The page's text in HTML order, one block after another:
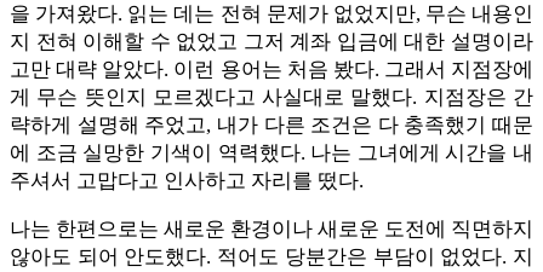
을 가져왔다. 읽는 데는 전혀 문제가 없었지만, 무슨 내용인
지 전혀 이해할 수 없었고 그저 계좌 입금에 대한 설명이라
고만 대략 알았다. 이런 용어는 처음 봤다. 그래서 지점장에
게 무슨 뜻인지 모르겠다고 사실대로 말했다. 지점장은 간
략하게 설명해 주었고, 내가 다른 조건은 다 충족했기 때문
에 조금 실망한 기색이 역력했다. 나는 그녀에게 시간을 내
주셔서 고맙다고 인사하고 자리를 떴다.
나는 한편으로는 새로운 환경이나 새로운 도전에 직면하지
않아도 되어 안도했다. 적어도 당분간은 부담이 없었다. 지